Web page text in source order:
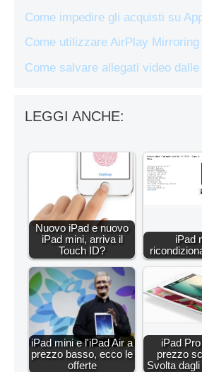
Come impedire gli acquisti su
Come utilizzare AirPlay Mirroring
Come salvare allegati video
LEGGI ANCHE:
Nuovo iPad e nuovo
iPad mini, arriva il
Touch ID?
iPad
iPad mini e l'iPad Air a
prezzo basso, ecco le
offerte
iPad
prezzo
Svolta